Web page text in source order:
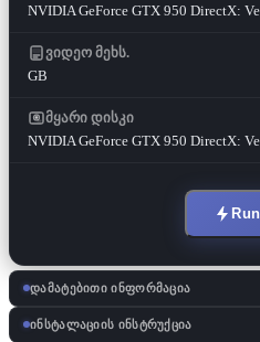
NVIDIA GeForce GTX 950 DirectX:
ვიდეო მეხს.
GB
მყარი დისკი
NVIDIA GeForce GTX 950 DirectX:
დამატებითი ინფორმაცია
ინსტალაციის ინსტრუქცია